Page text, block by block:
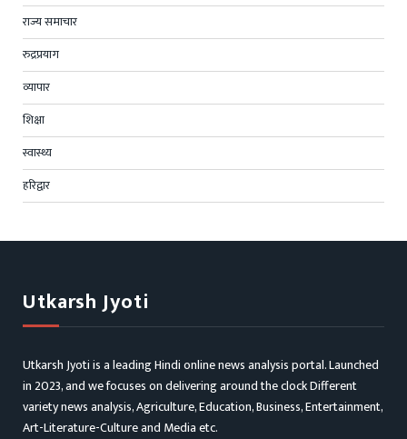
राज्य समाचार
रुद्रप्रयाग
व्यापार
शिक्षा
स्वास्थ्य
हरिद्वार
Utkarsh Jyoti
Utkarsh Jyoti is a leading Hindi online news analysis portal. Launched
in 2023, and we focuses on delivering around the clock Different
variety news analysis, Agriculture, Education, Business, Entertainment,
Art-Literature-Culture and Media etc.